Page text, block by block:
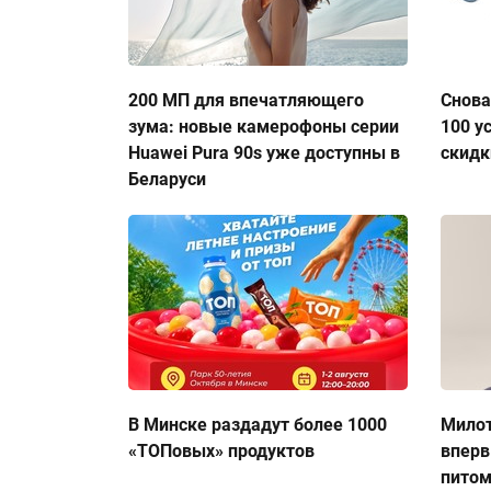
200 МП для впечатляющего
зума: новые камерофоны серии
Huawei Pura 90s уже доступны в
Беларуси
100
В Минске раздадут более 1000
«ТОПовых» продуктов